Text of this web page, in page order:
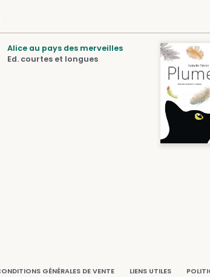
Alice au pays des merveilles
Ed. courtes et longues
GÉNÉRALES DE VENTE LIENS UTILES